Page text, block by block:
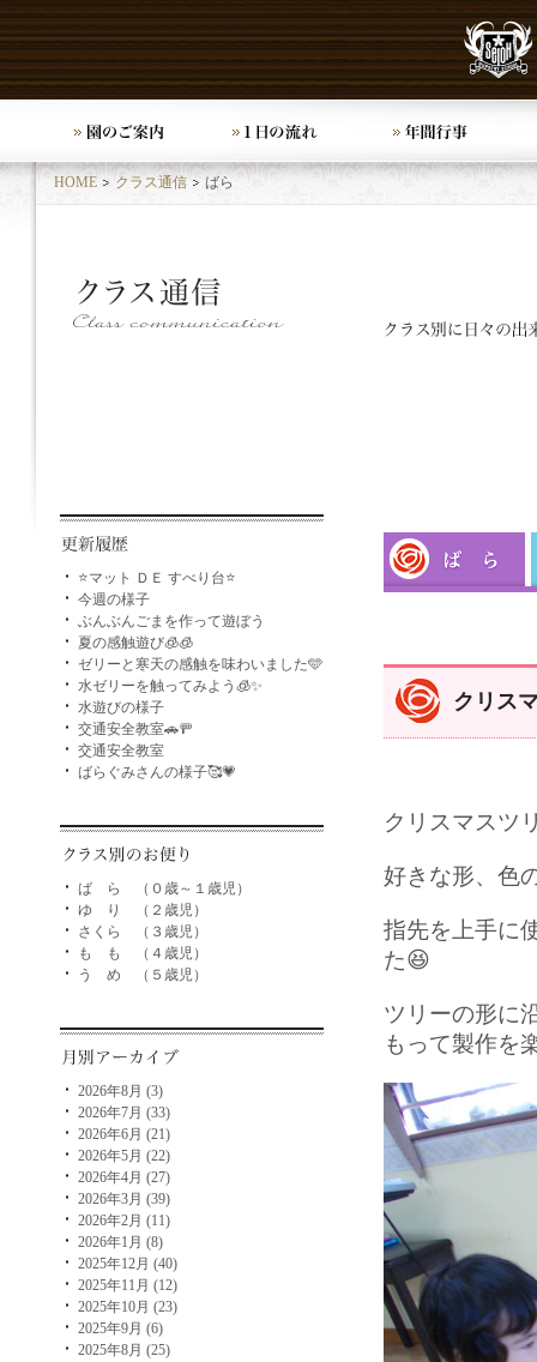
HOME クラス通信 ばら
⭐マット ＤＥ すべり台⭐
今週の様子
ぶんぶんごまを作って遊ぼう
夏の感触遊び🧊🧊
ゼリーと寒天の感触を味わいました🩵
水ゼリーを触ってみよう🧊✨
水遊びの様子
交通安全教室🚗🚥
交通安全教室
ばらぐみさんの様子🥰💗
ば ら （０歳～１歳児）
ゆ り （２歳児）
さくら （３歳児）
も も （４歳児）
う め （５歳児）
2026年8月 (3)
2026年7月 (33)
2026年6月 (21)
2026年5月 (22)
2026年4月 (27)
2026年3月 (39)
2026年2月 (11)
2026年1月 (8)
2025年12月 (40)
2025年11月 (12)
2025年10月 (23)
2025年9月 (6)
2025年8月 (25)
クリス
クリスマスツ
好きな形、色
指先を上手に
た😆
ツリーの形に
もって製作を